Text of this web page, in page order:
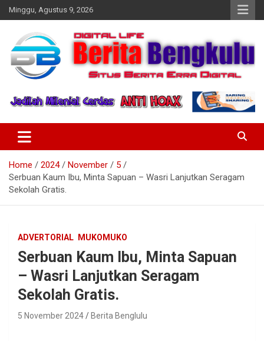
Skip
to
Minggu, Agustus 9, 2026
Beritabengkulu.id
Home 2024 November
5
Serbuan Kaum Ibu, Minta Sapuan – Wasri Lanjutkan Seragam
Sekolah Gratis.
ADVERTORIAL MUKOMUKO
Serbuan Kaum Ibu, Minta Sapuan
– Wasri Lanjutkan Seragam
Sekolah Gratis.
5 November 2024 Berita Benglulu